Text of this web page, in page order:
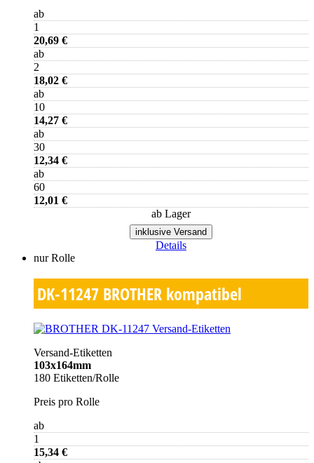
ab
1
20,69 €
ab
2
18,02 €
ab
10
14,27 €
ab
30
12,34 €
ab
60
12,01 €
ab Lager
inklusive Versand
Details
nur Rolle
DK-11247 BROTHER kompatibel
Versand-Etiketten
103x164mm
180 Etiketten/Rolle
Preis pro Rolle
ab
1
15,34 €